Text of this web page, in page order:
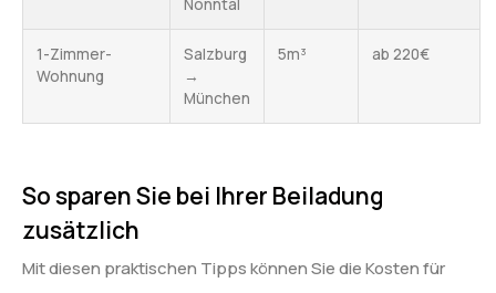
Nonntal
1-Zimmer-
Wohnung
Salzburg
→
München
5m³ ab 220€
So sparen Sie bei Ihrer Beiladung
zusätzlich
Mit diesen praktischen Tipps können Sie die Kosten für